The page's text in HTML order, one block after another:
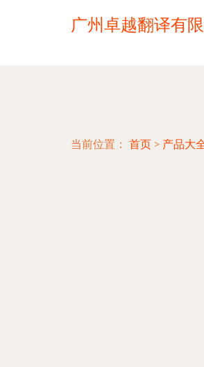
广州卓越翻译有
当前位置： 首页 > 产品大